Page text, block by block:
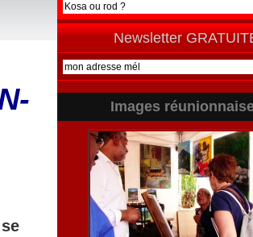
Newsletter
Images